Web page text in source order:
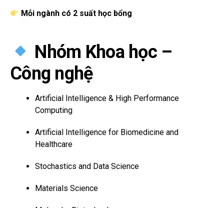
Mỗi ngành có 2 suất học bổng
Nhóm Khoa học –
Công nghệ
Artificial Intelligence & High Performance
Computing
Artificial Intelligence for Biomedicine and
Healthcare
Stochastics and Data Science
Materials Science